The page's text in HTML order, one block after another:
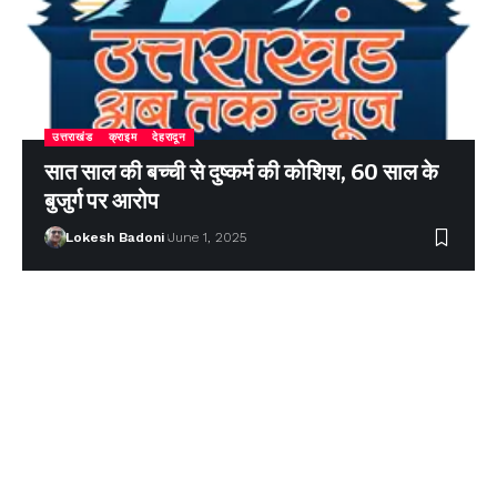
उत्तराखंड क्राइम देहरादून
सात साल की बच्ची से दुष्कर्म की कोशिश, 60 साल के
बुजुर्ग पर आरोप
Lokesh Badoni June 1, 2025